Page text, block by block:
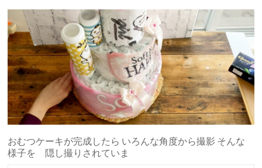
おむつケーキが完成したら いろんな角度から撮影 そんな
様子を 隠し撮りされていま